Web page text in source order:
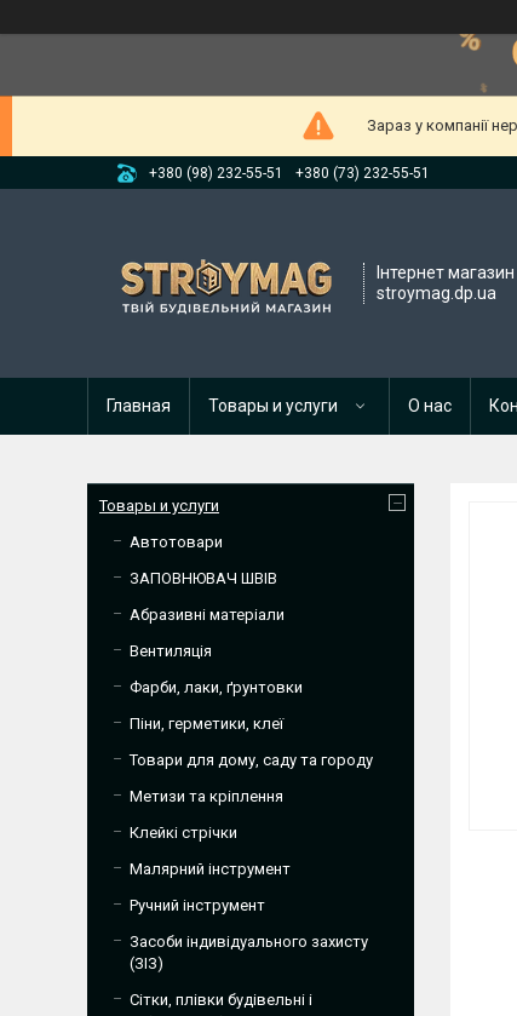
Зараз у компанії
+380 (98) 232-55-51 +380 (73) 232-55-51
Інтернет магазин
stroymag.dp.ua
Главная Товары и услуги О нас
Товары и услуги
Автотовари
ЗАПОВНЮВАЧ ШВІВ
Абразивні матеріали
Вентиляція
Фарби, лаки, ґрунтовки
Піни, герметики, клеї
Товари для дому, саду та городу
Метизи та кріплення
Клейкі стрічки
Малярний інструмент
Ручний інструмент
Засоби індивідуального захисту
(ЗІЗ)
Сітки, плівки будівельні і